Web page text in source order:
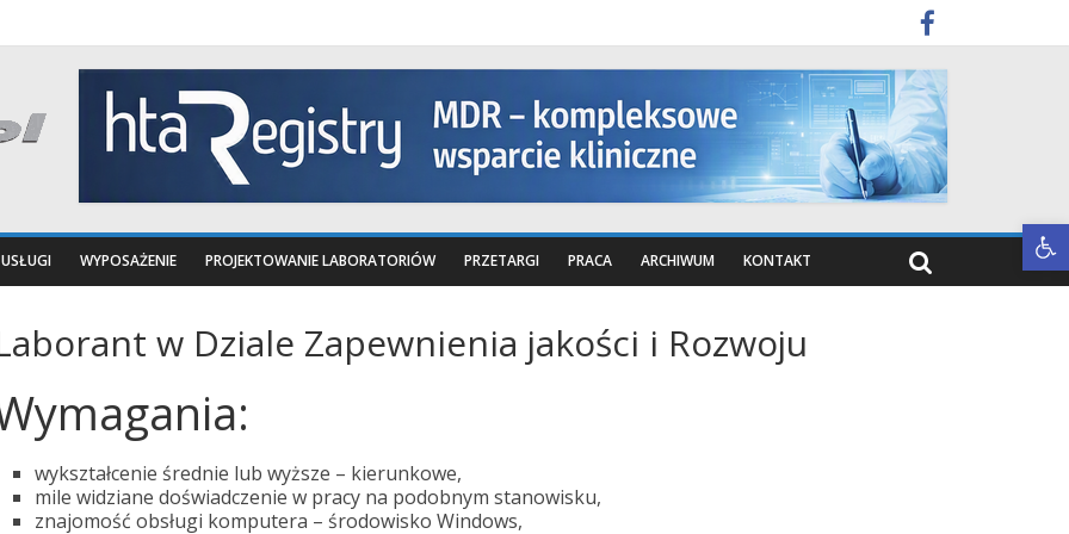
Otwórz pasek narzędzi
USŁUGI WYPOSAŻENIE PROJEKTOWANIE LABORATORIÓW PRZETARGI PRACA ARCHIWUM KONTAKT
w Dziale Zapewnienia jakości i Rozwoju
wykształcenie średnie lub wyższe – kierunkowe,
mile widziane doświadczenie w pracy na podobnym stanowisku,
znajomość obsługi komputera – środowisko Windows,